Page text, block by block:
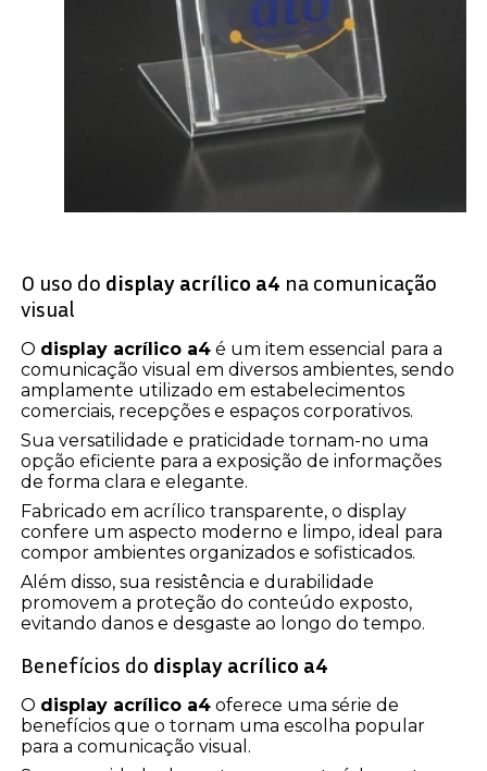
O uso do display acrílico a4 na comunicação
visual
O display acrílico a4 é um item essencial para a
comunicação visual em diversos ambientes, sendo
amplamente utilizado em estabelecimentos
comerciais, recepções e espaços corporativos.
Sua versatilidade e praticidade tornam-no uma
opção eficiente para a exposição de informações
de forma clara e elegante.
Fabricado em acrílico transparente, o display
confere um aspecto moderno e limpo, ideal para
compor ambientes organizados e sofisticados.
Além disso, sua resistência e durabilidade
promovem a proteção do conteúdo exposto,
evitando danos e desgaste ao longo do tempo.
Benefícios do display acrílico a4
O display acrílico a4 oferece uma série de
benefícios que o tornam uma escolha popular
para a comunicação visual.